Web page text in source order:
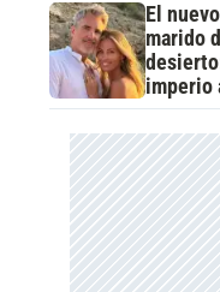
El
marido
imperio